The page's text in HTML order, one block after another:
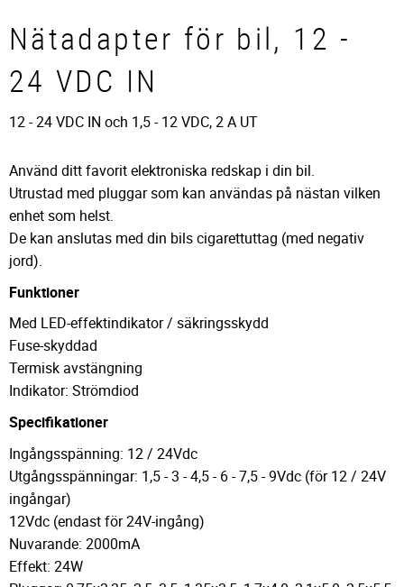
Nätadapter för bil, 12 -
24 VDC IN
12 - 24 VDC IN och 1,5 - 12 VDC, 2 A UT
Använd ditt favorit elektroniska redskap i din bil.
Utrustad med pluggar som kan användas på nästan vilken
enhet som helst.
De kan anslutas med din bils cigarettuttag (med negativ
jord).
Funktioner
Med LED-effektindikator / säkringsskydd
Fuse-skyddad
Termisk avstängning
Indikator: Strömdiod
Specifikationer
Ingångsspänning: 12 / 24Vdc
Utgångsspänningar: 1,5 - 3 - 4,5 - 6 - 7,5 - 9Vdc (för 12 / 24V
ingångar)
12Vdc (endast för 24V-ingång)
Nuvarande: 2000mA
Effekt: 24W